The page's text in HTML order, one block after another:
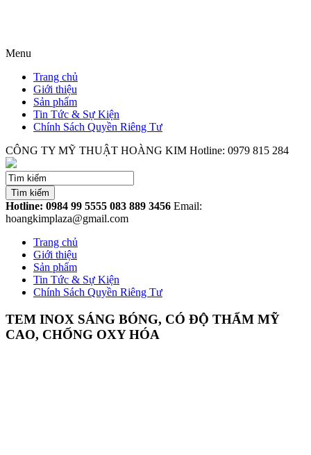
Menu
Trang chủ
Giới thiệu
Sản phẩm
Tin Tức & Sự Kiện
Chính Sách Quyền Riêng Tư
CÔNG TY MỸ THUẬT HOÀNG KIM Hotline: 0979 815 284
Tìm kiếm
Hotline: 0984 99 5555 083 889 3456 Email:
hoangkimplaza@gmail.com
Trang chủ
Giới thiệu
Sản phẩm
Tin Tức & Sự Kiện
Chính Sách Quyền Riêng Tư
TEM INOX SÁNG BÓNG, CÓ ĐỘ THẨM MỸ
CAO, CHỐNG OXY HÓA